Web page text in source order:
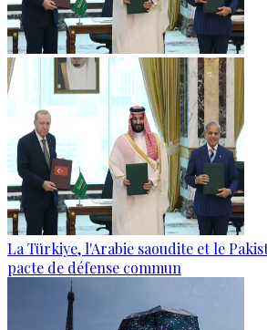
La Türkiye, l'Arabie saoudite et le
pacte de défense commun